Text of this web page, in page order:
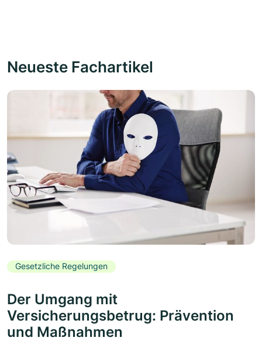
Neueste Fachartikel
Gesetzliche Regelungen
Der Umgang mit
Versicherungsbetrug: Prävention
und Maßnahmen